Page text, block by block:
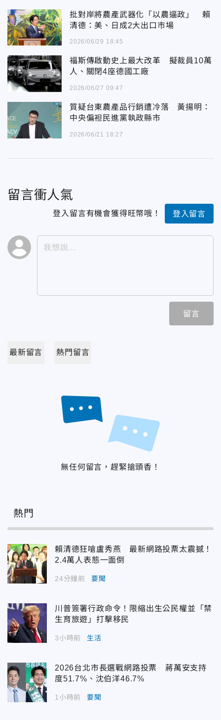
批對岸將農產武器化「以農逼政」 賴
清德：美、日成2大出口市場
2026/06/29 18:45
福斯傳啟動史上最大改革 擬裁員10萬
人、關閉4座德國工廠
2026/06/27 09:47
質疑台東農產品行銷遭冷落 黃揚明：
中央偏袒民進黨執政縣市
2026/06/21 18:27
留言衝人氣
登入留言有機會獲得旺幣哦！ 登入留言
留言
最新留言 熱門留言
無任何留言，趕緊搶頭香！
熱門
賴清德狂嗆盧秀燕 最新網路投票太震撼！
2.4萬人表態一面倒
24分鐘前 要聞
川普簽署行政命令！限縮出生公民權並「禁
生育旅遊」打擊移民
3小時前 生活
2026台北市長選戰網路投票 蔣萬安支持
度51.7%、沈伯洋46.7%
1小時前 要聞